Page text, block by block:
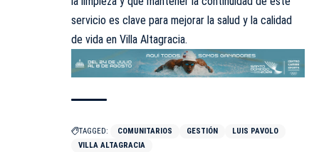
servicio es clave para mejorar la salud y la calidad
de vida en Villa Altagracia.
TAGGED: COMUNITARIOS GESTIÓN
LUIS PAVOLO
VILLA ALTAGRACIA